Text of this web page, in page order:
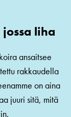
liha
ansaitsee
rakkaudella
on aina
juuri sitä, mitä